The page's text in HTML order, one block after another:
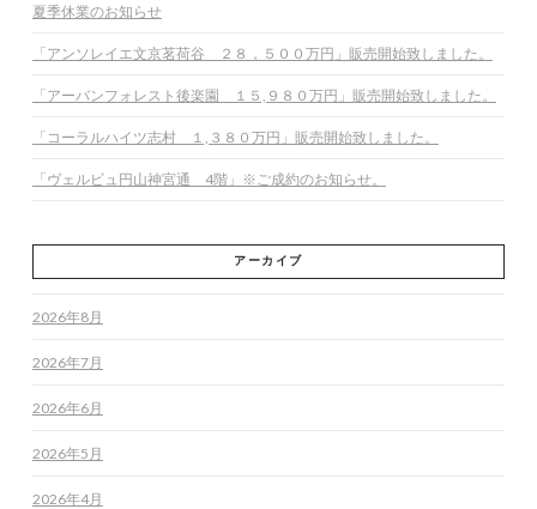
夏季休業のお知らせ
「アンソレイエ文京茗荷谷 ２８，５００万円」販売開始致しました。
「アーバンフォレスト後楽園 １５,９８０万円」販売開始致しました。
「コーラルハイツ志村 １,３８０万円」販売開始致しました。
「ヴェルビュ円山神宮通 4階」※ご成約のお知らせ。
アーカイブ
2026年8月
2026年7月
2026年6月
2026年5月
2026年4月